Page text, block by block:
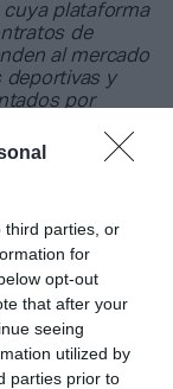
third parties, or
for
opt-out
that after your
seeing
utilized by
parties prior to
cuya plataforma
de
al mercado
deportivas y
por
de cada
con
de Google
de actualidad.
ACTIVAR AHORA